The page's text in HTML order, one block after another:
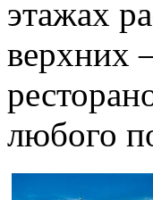
этажах
верхних
любого